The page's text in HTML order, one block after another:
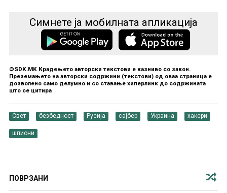
Симнете ја мобилната апликација
©SDK.MK Крадењето авторски текстови е казниво со закон.
Преземањето на авторски содржини (текстови) од оваа страница е
дозволено само делумно и со ставање хиперлинк до содржината
што се цитира
Свет безбедност Русија сајбер Украина хакери
шпиони
ПОВРЗАНИ